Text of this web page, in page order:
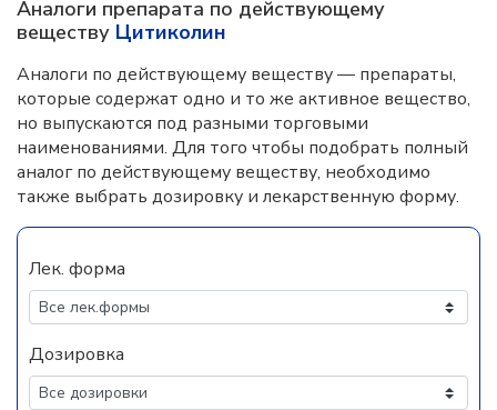
Аналоги препарата по действующему
веществу Цитиколин
Аналоги по действующему веществу — препараты,
которые содержат одно и то же активное вещество,
но выпускаются под разными торговыми
наименованиями. Для того чтобы подобрать полный
аналог по действующему веществу, необходимо
также выбрать дозировку и лекарственную форму.
Лек. форма
Дозировка